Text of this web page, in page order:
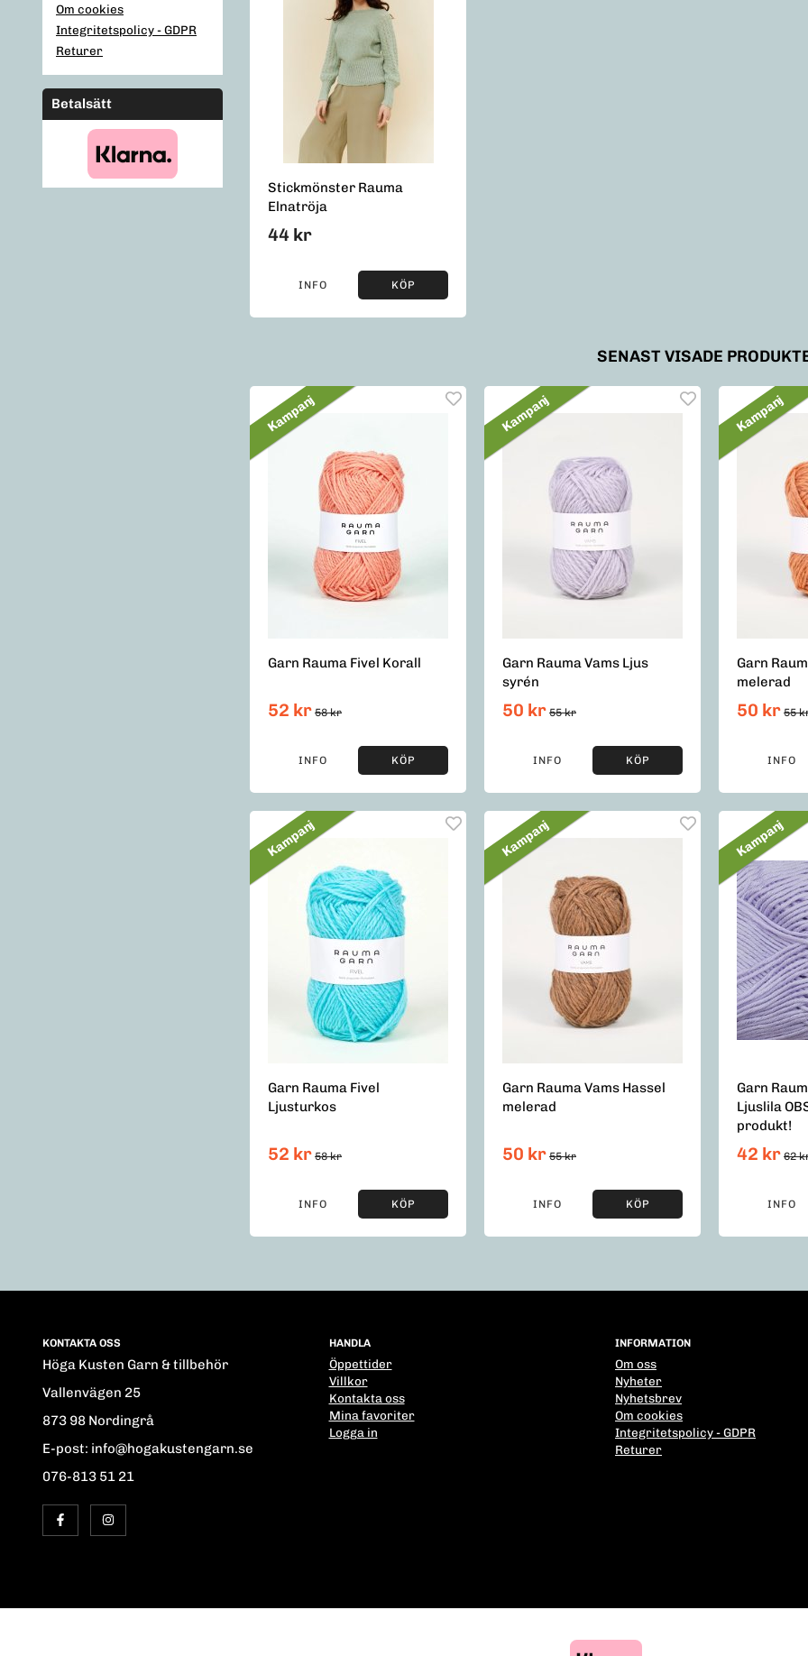
Om cookies
Integritetspolicy - GDPR
Returer
Betalsätt
Stickmönster Rauma
Elnatröja
44 kr
INFO KÖP
SENAST VISADE
Kampanj
Garn Rauma Fivel Korall
52 kr 58 kr
INFO KÖP
Kampanj
Garn Rauma Vams Ljus
syrén
50 kr 55 kr
INFO KÖP
Kampanj
Garn
melerad
50 kr 55
INFO
Kampanj
Garn Rauma Fivel
Ljusturkos
52 kr 58 kr
INFO KÖP
Kampanj
Garn Rauma Vams Hassel
melerad
50 kr 55 kr
INFO KÖP
Kampanj
Garn
Ljuslila
produkt!
42 kr 62
INFO
KONTAKTA OSS
Höga Kusten Garn & tillbehör
Vallenvägen 25
873 98 Nordingrå
E-post: info@hogakustengarn.se
076-813 51 21
HANDLA
Öppettider
Villkor
Kontakta oss
Mina favoriter
Logga in
INFORMATION
Om oss
Nyheter
Nyhetsbrev
Om cookies
Integritetspolicy - GDPR
Returer